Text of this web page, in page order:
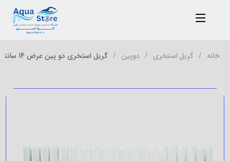
خانه گریل استخری دوپین گریل استخری دو پین عرض 14 سانتی متر